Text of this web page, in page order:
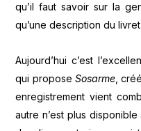
qu’il faut savoir sur la
qu’une description du livret.
Aujourd’hui c’est
qui propose Sosarme,
enregistrement vient
autre n’est plus